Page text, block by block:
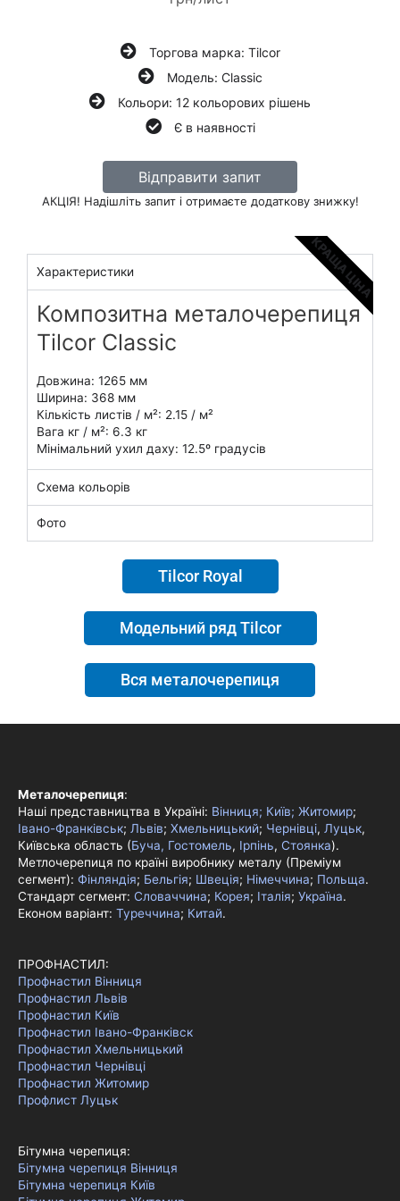
Торгова марка: Tilcor
Модель: Classic
Кольори: 12 кольорових рішень
Є в наявності
Відправити запит
АКЦІЯ! Надішліть запит і отримаєте додаткову знижку!
КРАЩА ЦІНА
Характеристики
Композитна металочерепиця
Tilcor Classic
Довжина: 1265 мм
Ширина: 368 мм
Кількість листів / м²: 2.15 / м²
Вага кг / м²: 6.3 кг
Мінімальний ухил даху: 12.5º градусів
Схема кольорів
Фото
Tilcor Royal
Модельний ряд Tilcor
Вся металочерепиця
Металочерепиця:
Наші представництва в Україні: Вінниця; Київ; Житомир;
Івано-Франківськ; Львів; Хмельницький; Чернівці, Луцьк,
Київська область (Буча, Гостомель, Ірпінь, Стоянка).
Метлочерепиця по країні виробнику металу (Преміум
сегмент): Фінляндія; Бельгія; Швеція; Німеччина; Польща.
Стандарт сегмент: Словаччина; Корея; Італія; Україна.
Економ варіант: Туреччина; Китай.
ПРОФНАСТИЛ:
Профнастил Вінниця
Профнастил Львів
Профнастил Київ
Профнастил Івано-Франківск
Профнастил Хмельницький
Профнастил Чернівці
Профнастил Житомир
Профлист Луцьк
Бітумна черепиця:
Бітумна черепиця Вінниця
Бітумна черепиця Київ